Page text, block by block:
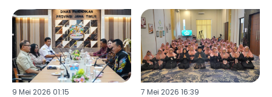
9 Mei 2026 01:15 7 Mei 2026 16:39